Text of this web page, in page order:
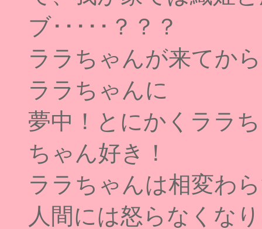
ブ･････？？？
ララちゃんが来てか
ララちゃんに
夢中！とにかくララ
ちゃん好き！
ララちゃんは相変わ
人間には怒らなくな